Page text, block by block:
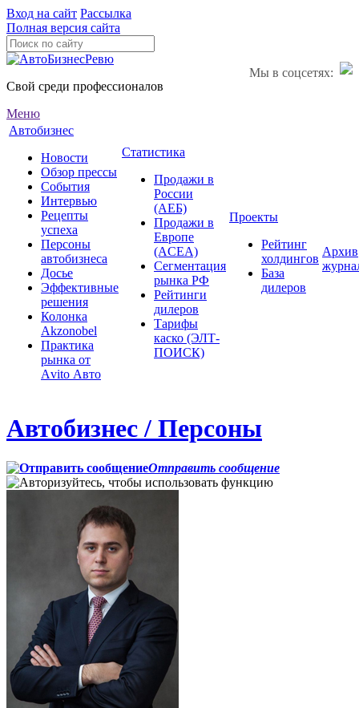
Вход на сайт Рассылка
Полная версия сайта
Мы в соцсетях:
Свой среди профессионалов
Меню
Автобизнес
Новости
Обзор прессы
События
Интервью
Рецепты
успеха
Персоны
автобизнеса
Досье
Эффективные
решения
Колонка
Akzonobel
Практика
рынка от
Аvito Авто
Статистика
Продажи в
России
(АЕБ)
Продажи в
Европе
(ACEA)
Сегментация
рынка РФ
Рейтинги
дилеров
Тарифы
каско (ЭЛТ-
ПОИСК)
Проекты
Рейтинг
холдингов
База
дилеров
Архив
Автобизнес / Персоны
Отправить сообщение